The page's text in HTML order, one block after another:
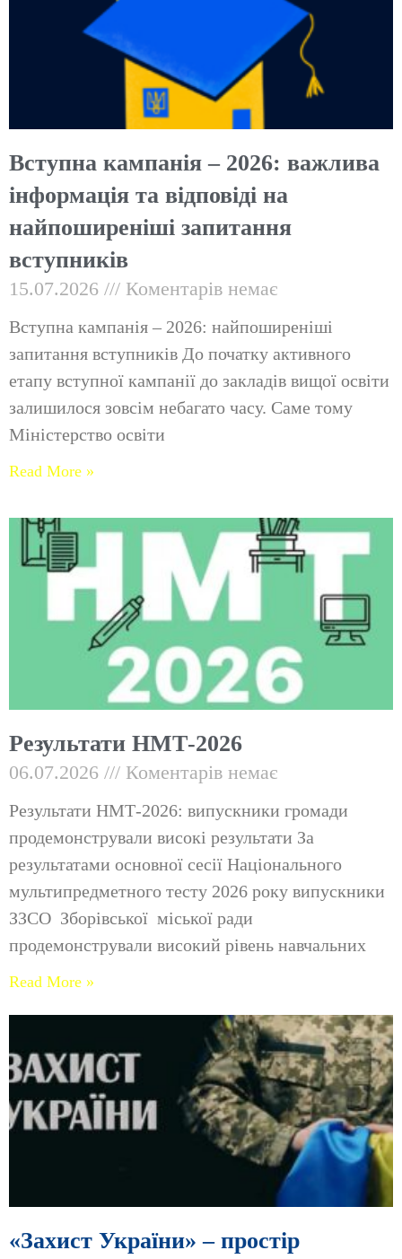
Вступна кампанія – 2026: важлива
інформація та відповіді на
найпоширеніші запитання
вступників
15.07.2026 Коментарів немає
Вступна кампанія – 2026: найпоширеніші
запитання вступників До початку активного
етапу вступної кампанії до закладів вищої освіти
залишилося зовсім небагато часу. Саме тому
Міністерство освіти
Read More »
Результати НМТ-2026
06.07.2026 Коментарів немає
Результати НМТ-2026: випускники громади
продемонстрували високі результати За
результатами основної сесії Національного
мультипредметного тесту 2026 року випускники
ЗЗСО Зборівської міської ради
продемонстрували високий рівень навчальних
Read More »
«Захист України» – простір